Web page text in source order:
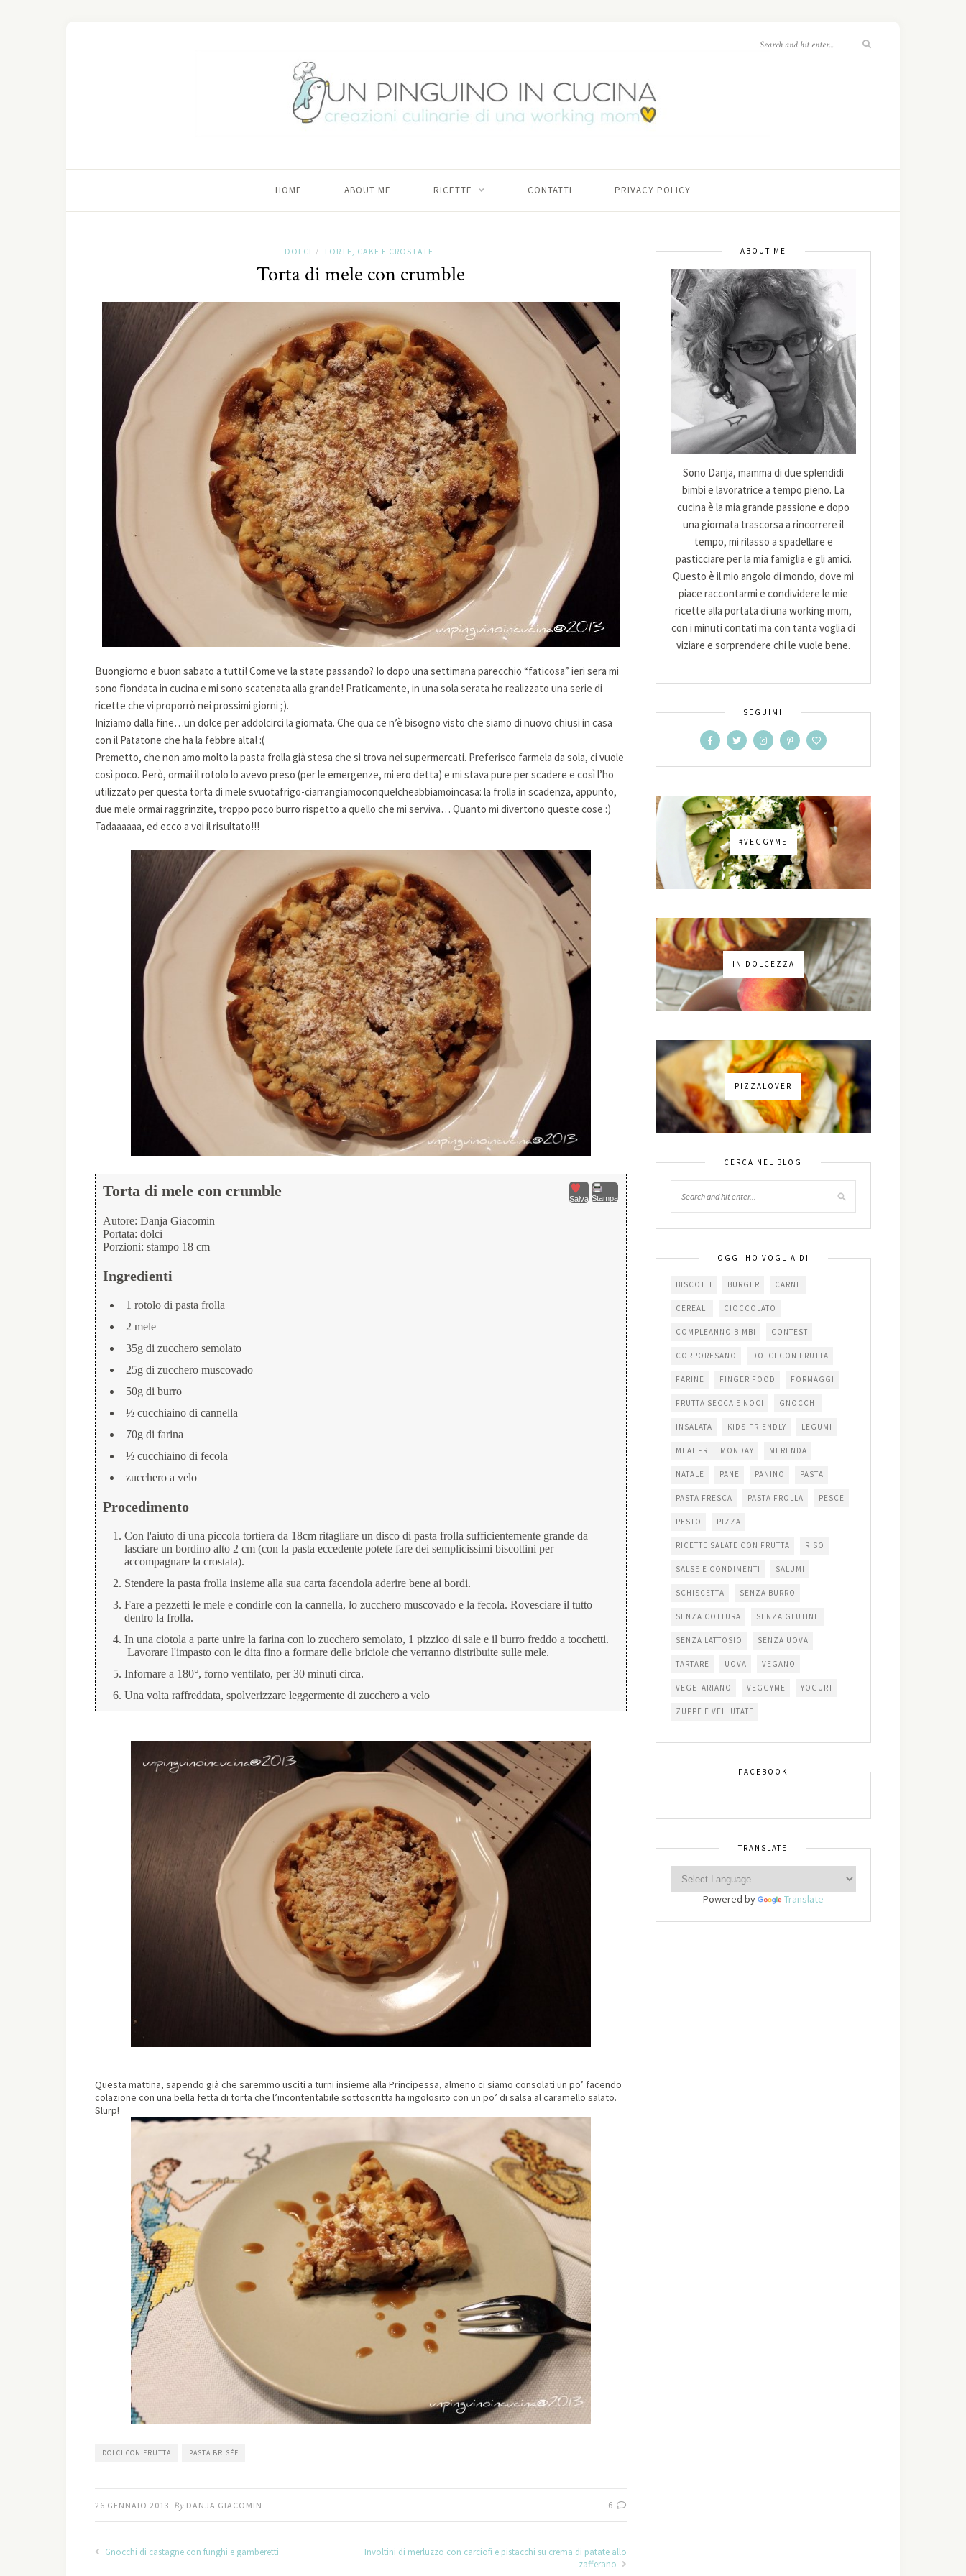
HOME ABOUT ME RICETTE CONTATTI PRIVACY POLICY
DOLCI / TORTE, CAKE E CROSTATE
Torta di mele con crumble
Buongiorno e buon sabato a tutti! Come ve la state passando? Io dopo una settimana parecchio “faticosa” ieri sera mi
sono fiondata in cucina e mi sono scatenata alla grande! Praticamente, in una sola serata ho realizzato una serie di
ricette che vi proporrò nei prossimi giorni ;).
Iniziamo dalla fine…un dolce per addolcirci la giornata. Che qua ce n’è bisogno visto che siamo di nuovo chiusi in casa
con il Patatone che ha la febbre alta! :(
Premetto, che non amo molto la pasta frolla già stesa che si trova nei supermercati. Preferisco farmela da sola, ci vuole
così poco. Però, ormai il rotolo lo avevo preso (per le emergenze, mi ero detta) e mi stava pure per scadere e così l’ho
utilizzato per questa torta di mele svuotafrigo-ciarrangiamoconquelcheabbiamoincasa: la frolla in scadenza, appunto,
due mele ormai raggrinzite, troppo poco burro rispetto a quello che mi serviva… Quanto mi divertono queste cose :)
Tadaaaaaa, ed ecco a voi il risultato!!!
Salva Stampa
Torta di mele con crumble
Autore: Danja Giacomin
Portata: dolci
Porzioni: stampo 18 cm
Ingredienti
1 rotolo di pasta frolla
2 mele
35g di zucchero semolato
25g di zucchero muscovado
50g di burro
½ cucchiaino di cannella
70g di farina
½ cucchiaino di fecola
zucchero a velo
Procedimento
Con l'aiuto di una piccola tortiera da 18cm ritagliare un disco di pasta frolla sufficientemente grande da
lasciare un bordino alto 2 cm (con la pasta eccedente potete fare dei semplicissimi biscottini per
accompagnare la crostata).
Stendere la pasta frolla insieme alla sua carta facendola aderire bene ai bordi.
Fare a pezzetti le mele e condirle con la cannella, lo zucchero muscovado e la fecola. Rovesciare il tutto
dentro la frolla.
In una ciotola a parte unire la farina con lo zucchero semolato, 1 pizzico di sale e il burro freddo a tocchetti.
Lavorare l'impasto con le dita fino a formare delle briciole che verranno distribuite sulle mele.
Infornare a 180°, forno ventilato, per 30 minuti circa.
Una volta raffreddata, spolverizzare leggermente di zucchero a velo
Questa mattina, sapendo già che saremmo usciti a turni insieme alla Principessa, almeno ci siamo consolati un po’ facendo
colazione con una bella fetta di torta che l’incontentabile sottoscritta ha ingolosito con un po’ di salsa al caramello salato.
Slurp!
DOLCI CON FRUTTA PASTA BRISÉE
26 GENNAIO 2013 By DANJA GIACOMIN 6
Gnocchi di castagne con funghi e gamberetti
Involtini di merluzzo con carciofi e pistacchi su crema di patate allo
zafferano
ABOUT ME
Sono Danja, mamma di due splendidi
bimbi e lavoratrice a tempo pieno. La
cucina è la mia grande passione e dopo
una giornata trascorsa a rincorrere il
tempo, mi rilasso a spadellare e
pasticciare per la mia famiglia e gli amici.
Questo è il mio angolo di mondo, dove mi
piace raccontarmi e condividere le mie
ricette alla portata di una working mom,
con i minuti contati ma con tanta voglia di
viziare e sorprendere chi le vuole bene.
SEGUIMI
#VEGGYME
IN DOLCEZZA
PIZZALOVER
CERCA NEL BLOG
OGGI HO VOGLIA DI
BISCOTTI BURGER CARNE
CEREALI CIOCCOLATO
COMPLEANNO BIMBI CONTEST
CORPORESANO DOLCI CON FRUTTA
FARINE FINGER FOOD FORMAGGI
FRUTTA SECCA E NOCI GNOCCHI
INSALATA KIDS-FRIENDLY LEGUMI
MEAT FREE MONDAY MERENDA
NATALE PANE PANINO PASTA
PASTA FRESCA PASTA FROLLA PESCE
PESTO PIZZA
RICETTE SALATE CON FRUTTA RISO
SALSE E CONDIMENTI SALUMI
SCHISCETTA SENZA BURRO
SENZA COTTURA SENZA GLUTINE
SENZA LATTOSIO SENZA UOVA
TARTARE UOVA VEGANO
VEGETARIANO VEGGYME YOGURT
ZUPPE E VELLUTATE
FACEBOOK
TRANSLATE
Powered by Translate